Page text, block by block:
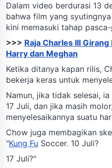
Dalam video berdurasi 13
bahwa film yang
kini memasuki tahap
>>> Raja Charles III
Harry dan Meghan
Ketika ditanya kapan rilis,
bekerja keras untuk
Namun, jika tidak selesai,
17 Juli, dan jika masih
menyelesaikannya suatu
Chow juga membagikan
"Kung Fu Soccer. 10 Juli?
17 Juli?"